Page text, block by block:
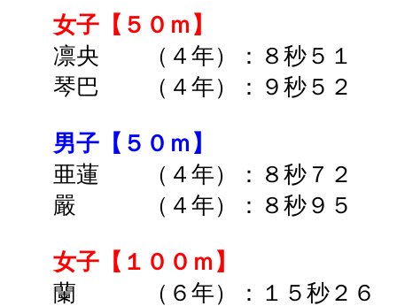
女子【５０ｍ】
凛央 （４年）：８秒５
琴巴 （４年）：９秒５
男子【５０ｍ】
亜蓮 （４年）：８秒７
嚴 （４年）：
８秒９５
女子【１００ｍ】
蘭 （６年）：１５秒２６